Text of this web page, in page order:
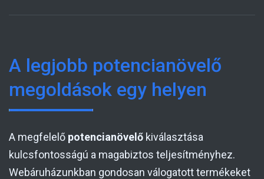
A legjobb potencianövelő
megoldások egy helyen
A megfelelő potencianövelő kiválasztása
kulcsfontosságú a magabiztos teljesítményhez.
Webáruházunkban gondosan válogatott termékeket